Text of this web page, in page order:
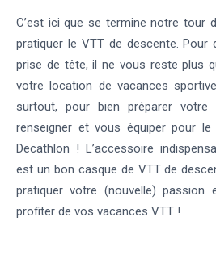
C’est ici que se termine notre tour
pratiquer le VTT de descente. Pour
prise de tête, il ne vous reste plus
votre location de vacances
surtout, pour bien préparer votre
renseigner et vous équiper pour
Decathlon ! L’accessoire
est un bon casque de VTT de
pratiquer votre (nouvelle)
profiter de vos vacances VTT !